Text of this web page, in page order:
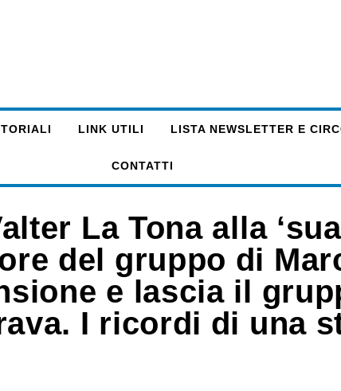
LINK UTILI LISTA NEWSLETTER E
CONTATTI
La Tona alla
del gruppo di
e lascia il
I ricordi di una